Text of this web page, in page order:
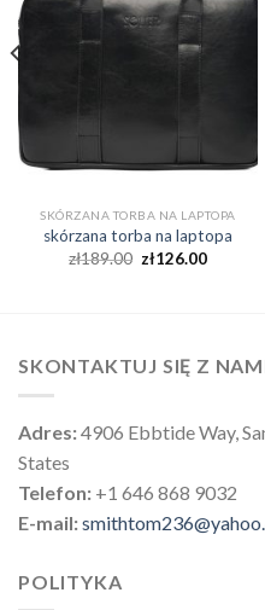
SKÓRZANA TORBA NA LAPTOPA
skórzana torba na laptopa
zł189.00 zł126.00
SKONTAKTUJ SIĘ Z
Adres:4906 Ebbtide Way,
States
Telefon: +1 646 868 9032
E-mail:
POLITYKA